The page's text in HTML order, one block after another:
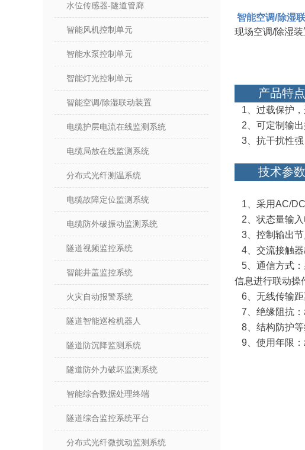
水位传感器-隧道管廊
智能风机控制单元
智能水泵控制单元
智能灯光控制单元
智能空调/除湿联动装置
电缆护层电流在线监测系统
电缆局放在线监测系统
分布式光纤测温系统
电缆故障定位监测系统
电缆防外破振动监测系统
隧道视频监控系统
智能井盖监控系统
火灾自动报警系统
隧道智能巡检机器人
隧道防沉降监测系统
隧道防外力破坏监测系统
智能综合数据处理终端
隧道综合监控系统平台
分布式光纤微扰动监测系统
智能空调/除湿
现场空调/除湿
产品特点
1、过载保护
2、可定制输
3、抗干扰性
技术参数
1、采用AC/
2、状态量输入
3、控制输出节
4、交流接触器
5、通信方式：
信息进行联动操
6、无线传输距
7、绝缘阻抗：
8、结构防护等
9、使用年限：